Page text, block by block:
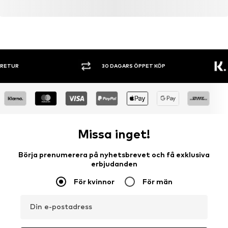
30 DAGARS ÖPPET KÖP SHOPPA
Missa inget!
Börja prenumerera på nyhetsbrevet och få exklusiva
erbjudanden
För kvinnor För män
Din e-postadress